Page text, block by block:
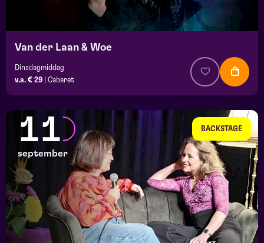
Van der Laan & Woe
Dinsdagmiddag
v.a. € 29
Cabaret
BACKSTAGE
11
september